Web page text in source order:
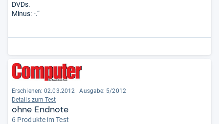
DVDs.
Minus: -.“
Erschienen: 02.03.2012
Ausgabe: 5/2012
Details zum Test
ohne Endnote
6 Produkte im Test